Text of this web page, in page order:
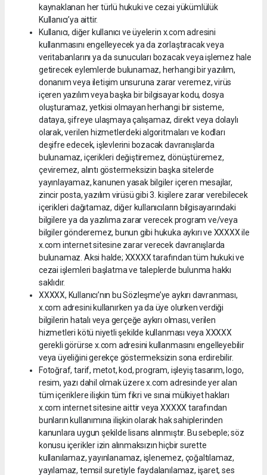
kaynaklanan her türlü hukuki ve cezai yükümlülük
Kullanıcı’ya aittir.
Kullanıcı, diğer kullanıcı ve üyelerin x.com adresini
kullanmasını engelleyecek ya da zorlaştıracak veya
veritabanlarını ya da sunucuları bozacak veya işlemez hale
getirecek eylemlerde bulunamaz, herhangi bir yazılım,
donanım veya iletişim unsuruna zarar veremez, virüs
içeren yazılım veya başka bir bilgisayar kodu, dosya
oluşturamaz, yetkisi olmayan herhangi bir sisteme,
dataya, şifreye ulaşmaya çalışamaz, direkt veya dolaylı
olarak, verilen hizmetlerdeki algoritmaları ve kodları
deşifre edecek, işlevlerini bozacak davranışlarda
bulunamaz, içerikleri değiştiremez, dönüştüremez,
çeviremez, alıntı göstermeksizin başka sitelerde
yayınlayamaz, kanunen yasak bilgiler içeren mesajlar,
zincir posta, yazılım virüsü gibi 3. kişilere zarar verebilecek
içerikleri dağıtamaz, diğer kullanıcıların bilgisayarındaki
bilgilere ya da yazılıma zarar verecek program ve/veya
bilgiler gönderemez, bunun gibi hukuka aykırı ve XXXXX ile
x.com internet sitesine zarar verecek davranışlarda
bulunamaz. Aksi halde; XXXXX tarafından tüm hukuki ve
cezai işlemleri başlatma ve taleplerde bulunma hakkı
saklıdır.
XXXXX, Kullanıcı’nın bu Sözleşme’ye aykırı davranması,
x.com adresini kullanırken ya da üye olurken verdiği
bilgilerin hatalı veya gerçeğe aykırı olması, verilen
hizmetleri kötü niyetli şekilde kullanması veya XXXXX
gerekli görürse x.com adresini kullanmasını engelleyebilir
veya üyeliğini gerekçe göstermeksizin sona erdirebilir.
Fotoğraf, tarif, metot, kod, program, işleyiş tasarım, logo,
resim, yazı dahil olmak üzere x.com adresinde yer alan
tüm içeriklere ilişkin tüm fikri ve sınai mülkiyet hakları
x.com internet sitesine aittir veya XXXXX tarafından
bunların kullanımına ilişkin olarak hak sahiplerinden
kanunlara uygun şekilde lisans alınmıştır. Bu sebeple; söz
konusu içerikler izin alınmaksızın hiçbir surette
kullanılamaz, yayınlanamaz, işlenemez, çoğaltılamaz,
yayılamaz, temsil suretiyle faydalanılamaz, işaret, ses